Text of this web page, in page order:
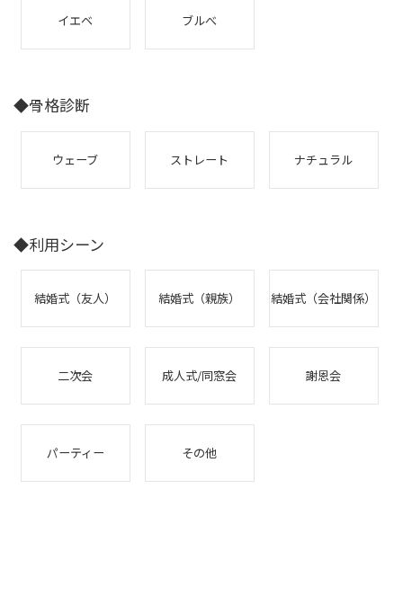
イエベ ブルべ
◆骨格診断
ウェーブ ストレート ナチュラル
◆利用シーン
結婚式（友人） 結婚式（親族） 結婚式（会社関係）
二次会 成人式/同窓会 謝恩会
パーティー その他